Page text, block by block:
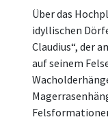
Über das
idyllischen
Claudius“, der
auf seinem